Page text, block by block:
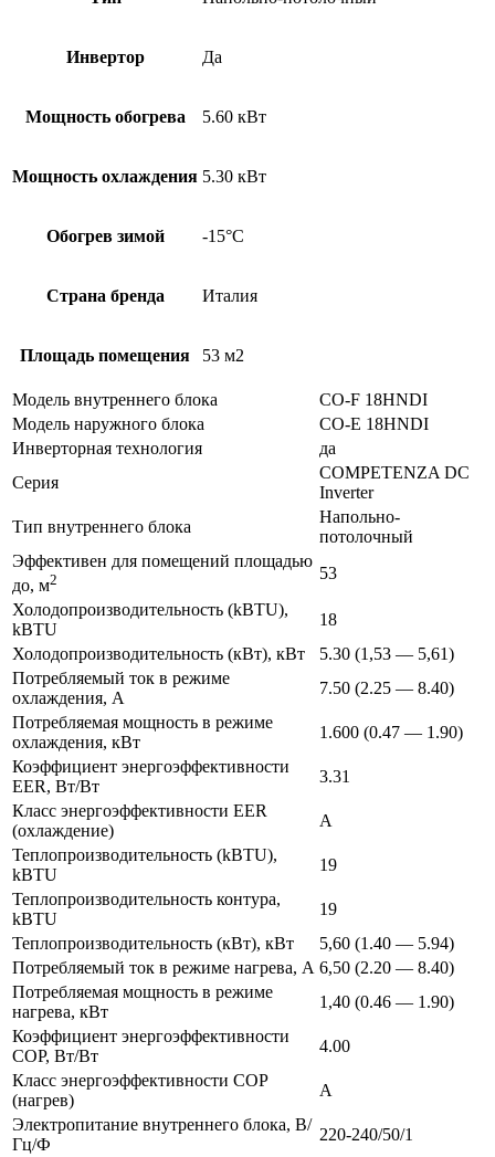
Инвертор Да
Мощность обогрева 5.60 кВт
Мощность охлаждения 5.30 кВт
Обогрев зимой -15°С
Страна бренда Италия
Площадь помещения 53 м2
Модель внутреннего блока
CO-F 18HNDI
Модель наружного блока
CO-E 18HNDI
Инверторная технология
да
Серия
COMPETENZA DC
Inverter
Тип внутреннего блока
Напольно-
потолочный
Эффективен для помещений площадью
до, м2
53
Холодопроизводительность (kBTU),
kBTU
18
Холодопроизводительность (кВт), кВт
5.30 (1,53 — 5,61)
Потребляемый ток в режиме
охлаждения, А
7.50 (2.25 — 8.40)
Потребляемая мощность в режиме
охлаждения, кВт
1.600 (0.47 — 1.90)
Коэффициент энергоэффективности
EER, Вт/Вт
3.31
Класс энергоэффективности EER
(охлаждение)
A
Теплопроизводительность (kBTU),
kBTU
19
Теплопроизводительность контура,
kBTU
19
Теплопроизводительность (кВт), кВт
5,60 (1.40 — 5.94)
Потребляемый ток в режиме нагрева, А 6,50 (2.20 — 8.40)
Потребляемая мощность в режиме
нагрева, кВт
1,40 (0.46 — 1.90)
Коэффициент энергоэффективности
COP, Вт/Вт
4.00
Класс энергоэффективности COP
(нагрев)
A
Электропитание внутреннего блока, В/
Гц/Ф
220-240/50/1